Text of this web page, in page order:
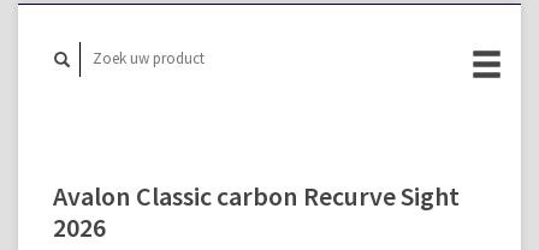
Avalon Classic carbon Recurve Sight
2026